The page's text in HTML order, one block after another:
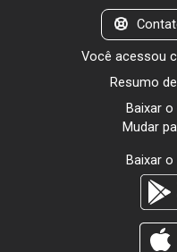
Você acessou
Resumo
Baixar
Mudar
Baixar